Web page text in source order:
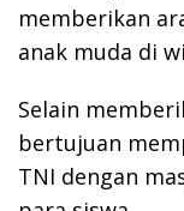
memberikan
anak muda di
Selain
bertujuan
TNI dengan